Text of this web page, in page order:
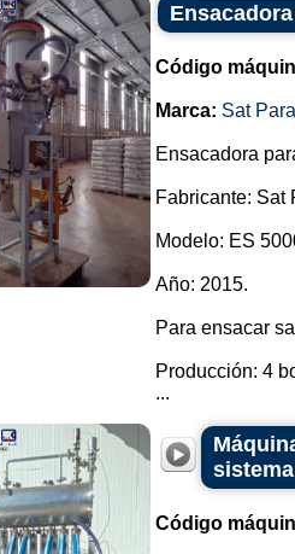
Código
Marca: Sat
Ensacadora
Fabricante: Sat
Modelo: ES
Año: 2015.
Para ensacar
Producción: 4
...
Código